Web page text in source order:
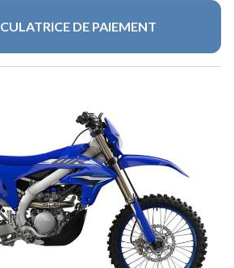
DE PAIEMENT